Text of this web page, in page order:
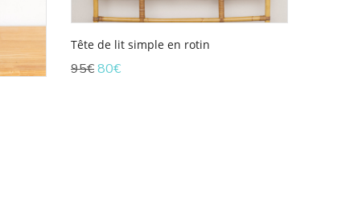
Tête de lit simple en rotin
95€Le
80€Le